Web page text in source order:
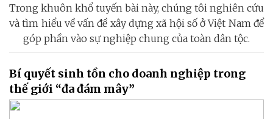
Trong khuôn khổ tuyến bài này, chúng tôi nghiên cứu
và tìm hiểu về vấn đề xây dựng xã hội số ở Việt Nam để
góp phần vào sự nghiệp chung của toàn dân tộc.
Bí quyết sinh tồn cho doanh nghiệp trong
thế giới “đa đám mây”